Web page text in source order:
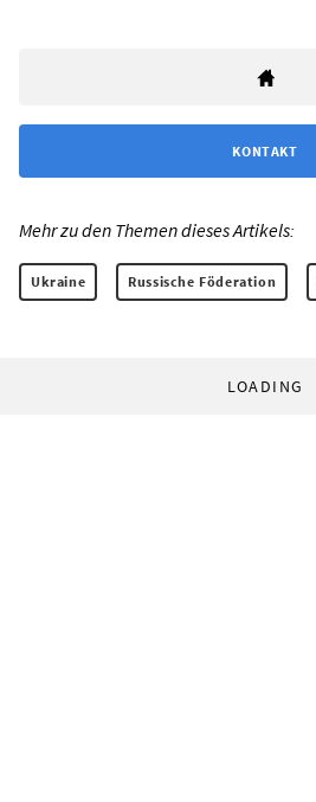
KONTAKT
Mehr zu den Themen dieses Artikels:
Ukraine Russische Föderation
LOADING